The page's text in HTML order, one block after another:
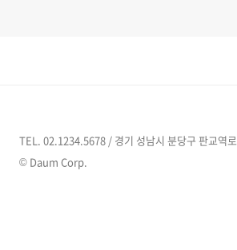
TEL. 02.1234.5678 / 경기 성남시 분당구 판교역로
© Daum Corp.